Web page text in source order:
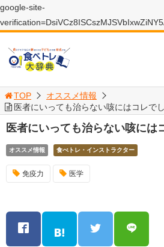
google-site-
TOP
オススメ情報
医者にいっても治らない咳にはコレで
医者にいっても治らない咳には
オススメ情報 食べトレ・インストラクター
免疫力 医学